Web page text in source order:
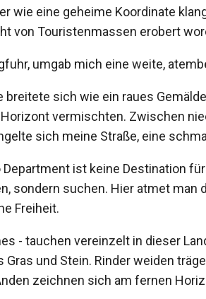
wie eine geheime Koordinate
von Touristenmassen erobert
umgab mich eine weite,
breitete sich wie ein raues
vermischten. Zwischen
sich meine Straße, eine
ist keine Destination
sondern suchen. Hier atmet man
Freiheit.
- tauchen vereinzelt in dieser
Gras und Stein. Rinder weiden
zeichnen sich am fernen